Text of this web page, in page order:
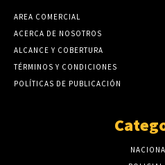
AREA COMERCIAL
ACERCA DE NOSOTROS
ALCANCE Y COBERTURA
TÉRMINOS Y CONDICIONES
POLÍTICAS DE PUBLICACIÓN